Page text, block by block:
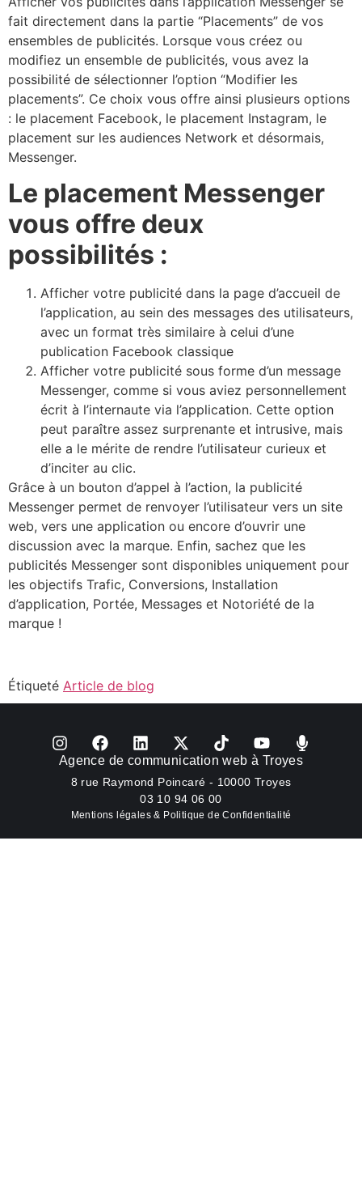
fait directement dans la partie “Placements” de vos
ensembles de publicités. Lorsque vous créez ou
modifiez un ensemble de publicités, vous avez la
possibilité de sélectionner l’option “Modifier les
placements”. Ce choix vous offre ainsi plusieurs options
: le placement Facebook, le placement Instagram, le
placement sur les audiences Network et désormais,
Messenger.
Le placement Messenger
vous offre deux
possibilités :
Afficher votre publicité dans la page d’accueil de
l’application, au sein des messages des utilisateurs,
avec un format très similaire à celui d’une
publication Facebook classique
Afficher votre publicité sous forme d’un message
Messenger, comme si vous aviez personnellement
écrit à l’internaute via l’application. Cette option
peut paraître assez surprenante et intrusive, mais
elle a le mérite de rendre l’utilisateur curieux et
d’inciter au clic.
Grâce à un bouton d’appel à l’action, la publicité
Messenger permet de renvoyer l’utilisateur vers un site
web, vers une application ou encore d’ouvrir une
discussion avec la marque. Enfin, sachez que les
publicités Messenger sont disponibles uniquement pour
les objectifs Trafic, Conversions, Installation
d’application, Portée, Messages et Notoriété de la
marque !
Étiqueté Article de blog
Agence de communication web à Troyes
8 rue Raymond Poincaré - 10000 Troyes
03 10 94 06 00
Mentions légales & Politique de Confidentialité